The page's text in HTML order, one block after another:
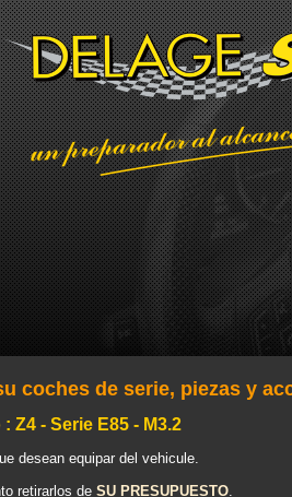
coches de serie, piezas y
Z4 - Serie E85 - M3.2
desean equipar del vehicule.
retirarlos de SU PRESUPUESTO